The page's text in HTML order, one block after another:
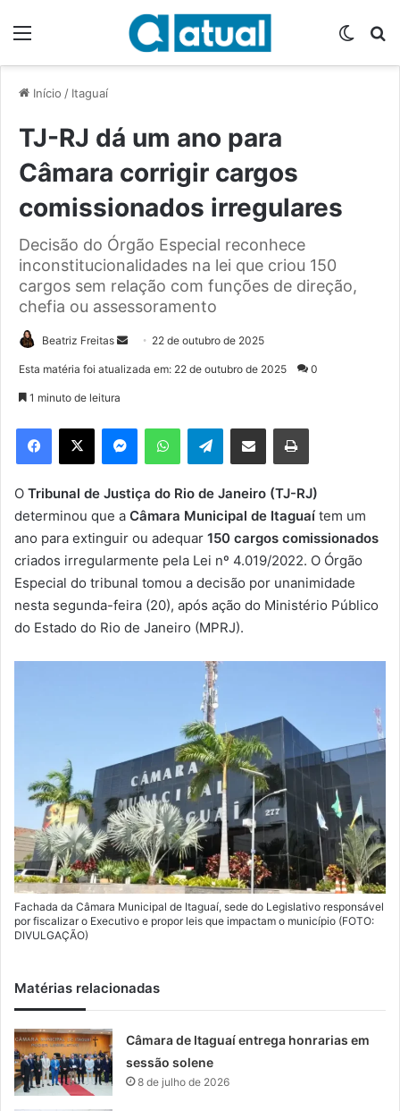
Início / Itaguaí
TJ-RJ dá um ano para
Câmara corrigir cargos
comissionados irregulares
Decisão do Órgão Especial reconhece
inconstitucionalidades na lei que criou 150
cargos sem relação com funções de direção,
chefia ou assessoramento
Beatriz Freitas
e
m
e
-
m
l
22 de outubro de 2025
Esta matéria foi atualizada em: 22 de outubro de 2025 0
1 minuto de leitura
Telegram
O Tribunal de Justiça do Rio de Janeiro (TJ-RJ)
determinou que a Câmara Municipal de Itaguaí tem um
ano para extinguir ou adequar 150 cargos comissionados
criados irregularmente pela Lei nº 4.019/2022. O Órgão
Especial do tribunal tomou a decisão por unanimidade
nesta segunda-feira (20), após ação do Ministério Público
do Estado do Rio de Janeiro (MPRJ).
Fachada da Câmara Municipal de Itaguaí, sede do Legislativo responsável
por fiscalizar o Executivo e propor leis que impactam o município (FOTO:
DIVULGAÇÃO)
Matérias relacionadas
Câmara de Itaguaí entrega honrarias em
sessão solene
8 de julho de 2026